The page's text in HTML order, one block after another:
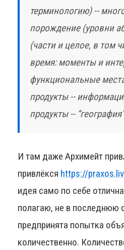
терминологию) --
порождение (уровни
(части и целое, в том
время: моменты и
функциональные
продукты --
продукты --
И там даже Архимейт
привлёкся https://
идея само по себе
полагаю, не в последнюю
предпринята попытка
количественно.